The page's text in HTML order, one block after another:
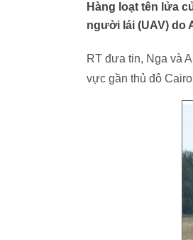
Hàng loạt tên lửa
người lái (UAV) do
RT đưa tin, Nga và
vực gần thủ đô